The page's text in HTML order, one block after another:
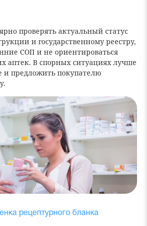
проверять актуальный статус
и государственному реестру,
СОП и не ориентироваться
аптек. В спорных ситуациях лучше
и предложить покупателю
рецептурного бланка